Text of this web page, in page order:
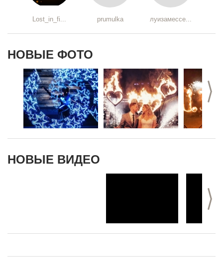
Lost_in_fi... prumulka луизамессе...
НОВЫЕ ФОТО
>
НОВЫЕ ВИДЕО
>